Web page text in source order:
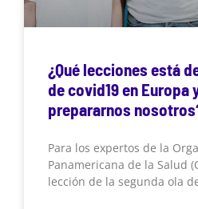
¿Qué lecciones está
de covid19 en Europa
prepararnos
Para los expertos de la
Panamericana de la Salud
lección de la segunda ola